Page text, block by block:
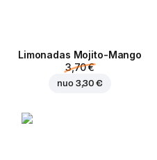
Limonadas Mojito-Mango
3,70 €
nuo 3,30 €